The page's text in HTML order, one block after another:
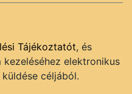
Tájékoztatót, és
elektronikus
céljából.